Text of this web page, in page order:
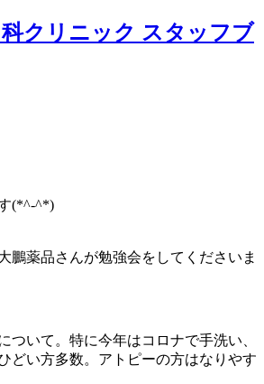
クリニック スタッフブ
(*^-^*)
鵬薬品さんが勉強会をしてくださいま
ついて。特に今年はコロナで手洗い、
どい方多数。アトピーの方はなりやす